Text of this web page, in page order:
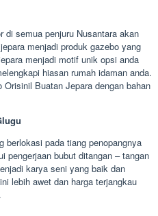
di semua penjuru Nusantara akan
menjadi produk gazebo yang
menjadi motif unik opsi anda
hiasan rumah idaman anda.
Buatan Jepara dengan bahan
berlokasi pada tiang penopangnya
pengerjaan bubut ditangan – tangan
karya seni yang baik dan
lebih awet dan harga terjangkau